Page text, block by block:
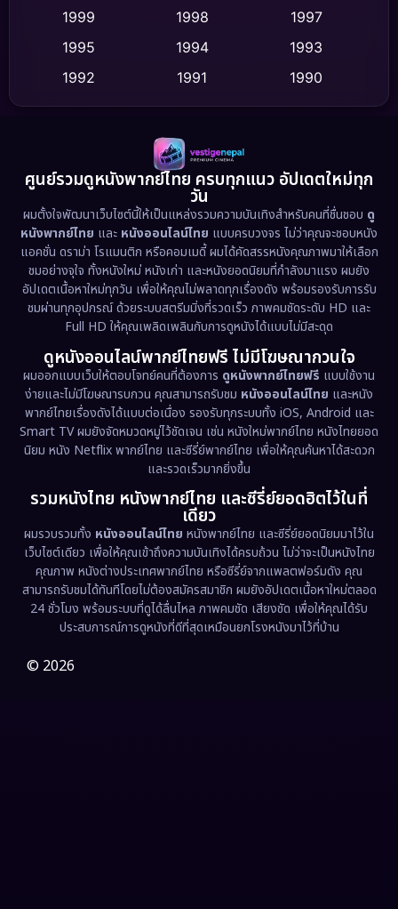
Dance เต้น (10)
Detective สืบสวน (75)
Disaster (13)
Disney+ (5)
Documentary สารคดี (93)
Drama ดราม่า (1,486)
Dystopian (17)
Emotional (61)
Epic มหากาพย์ (221)
Erotic (36)
Family ครอบครัว (369)
Fantasy จินตนาการ (331)
Fiction (9)
Film (57)
Gothic
1999
1998
1997
1995
1994
1993
1992
1991
1990
1989
1988
1986
1983
1978
1974
1962
ศูนย์รวมดูหนังพากย์ไทย ครบทุกแนว อัปเดตใหม่ทุก
วัน
ผมตั้งใจพัฒนาเว็บไซต์นี้ให้เป็นแหล่งรวมความบันเทิงสำหรับคนที่ชื่นชอบ ดู
หนังพากย์ไทย และ หนังออนไลน์ไทย แบบครบวงจร ไม่ว่าคุณจะชอบหนัง
แอคชั่น ดราม่า โรแมนติก หรือคอมเมดี้ ผมได้คัดสรรหนังคุณภาพมาให้เลือก
ชมอย่างจุใจ ทั้งหนังใหม่ หนังเก่า และหนังยอดนิยมที่กำลังมาแรง ผมยัง
อัปเดตเนื้อหาใหม่ทุกวัน เพื่อให้คุณไม่พลาดทุกเรื่องดัง พร้อมรองรับการรับ
ชมผ่านทุกอุปกรณ์ ด้วยระบบสตรีมมิ่งที่รวดเร็ว ภาพคมชัดระดับ HD และ
Full HD ให้คุณเพลิดเพลินกับการดูหนังได้แบบไม่มีสะดุด
ดูหนังออนไลน์พากย์ไทยฟรี ไม่มีโฆษณากวนใจ
ผมออกแบบเว็บให้ตอบโจทย์คนที่ต้องการ ดูหนังพากย์ไทยฟรี แบบใช้งาน
ง่ายและไม่มีโฆษณารบกวน คุณสามารถรับชม หนังออนไลน์ไทย และหนัง
พากย์ไทยเรื่องดังได้แบบต่อเนื่อง รองรับทุกระบบทั้ง iOS, Android และ
Smart TV ผมยังจัดหมวดหมู่ไว้ชัดเจน เช่น หนังใหม่พากย์ไทย หนังไทยยอด
นิยม หนัง Netflix พากย์ไทย และซีรี่ย์พากย์ไทย เพื่อให้คุณค้นหาได้สะดวก
และรวดเร็วมากยิ่งขึ้น
รวมหนังไทย หนังพากย์ไทย และซีรี่ย์ยอดฮิตไว้ในที่
เดียว
ผมรวบรวมทั้ง หนังออนไลน์ไทย หนังพากย์ไทย และซีรี่ย์ยอดนิยมมาไว้ใน
เว็บไซต์เดียว เพื่อให้คุณเข้าถึงความบันเทิงได้ครบถ้วน ไม่ว่าจะเป็นหนังไทย
คุณภาพ หนังต่างประเทศพากย์ไทย หรือซีรี่ย์จากแพลตฟอร์มดัง คุณ
สามารถรับชมได้ทันทีโดยไม่ต้องสมัครสมาชิก ผมยังอัปเดตเนื้อหาใหม่ตลอด
24 ชั่วโมง พร้อมระบบที่ดูได้ลื่นไหล ภาพคมชัด เสียงชัด เพื่อให้คุณได้รับ
ประสบการณ์การดูหนังที่ดีที่สุดเหมือนยกโรงหนังมาไว้ที่บ้าน
© 2026